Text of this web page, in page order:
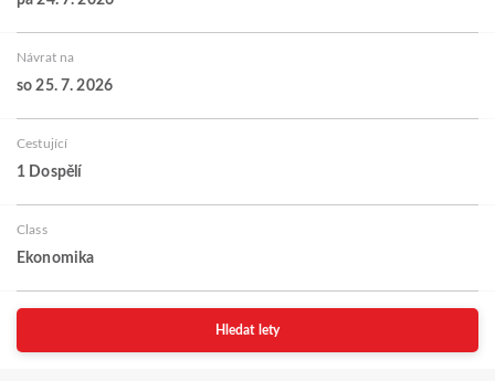
Návrat na
so 25. 7. 2026
Cestující
1 Dospělí
Class
Ekonomika
Hledat lety